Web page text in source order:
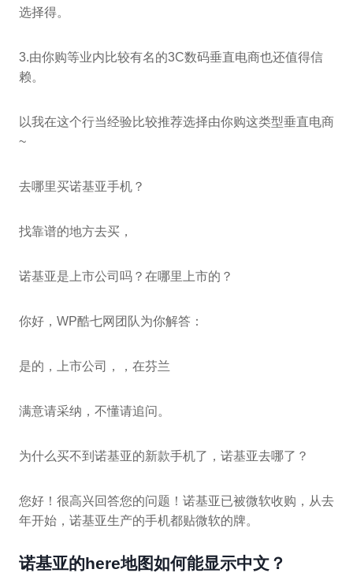
选择得。
3.由你购等业内比较有名的3C数码垂直电商也还值得信
赖。
以我在这个行当经验比较推荐选择由你购这类型垂直电商
~
去哪里买诺基亚手机？
找靠谱的地方去买，
诺基亚是上市公司吗？在哪里上市的？
你好，WP酷七网团队为你解答：
是的，上市公司，，在芬兰
满意请采纳，不懂请追问。
为什么买不到诺基亚的新款手机了，诺基亚去哪了？
您好！很高兴回答您的问题！诺基亚已被微软收购，从去
年开始，诺基亚生产的手机都贴微软的牌。
诺基亚的here地图如何能显示中文？